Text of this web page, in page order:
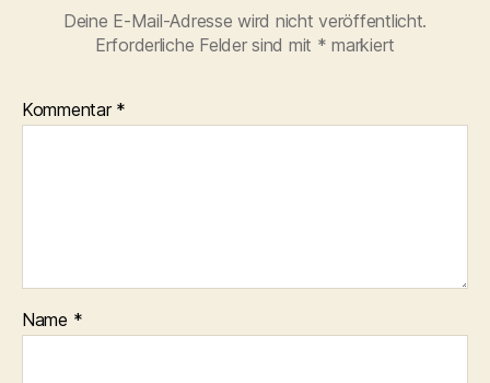
Deine E-Mail-Adresse wird nicht veröffentlicht.
Erforderliche Felder sind mit * markiert
Kommentar *
Name *